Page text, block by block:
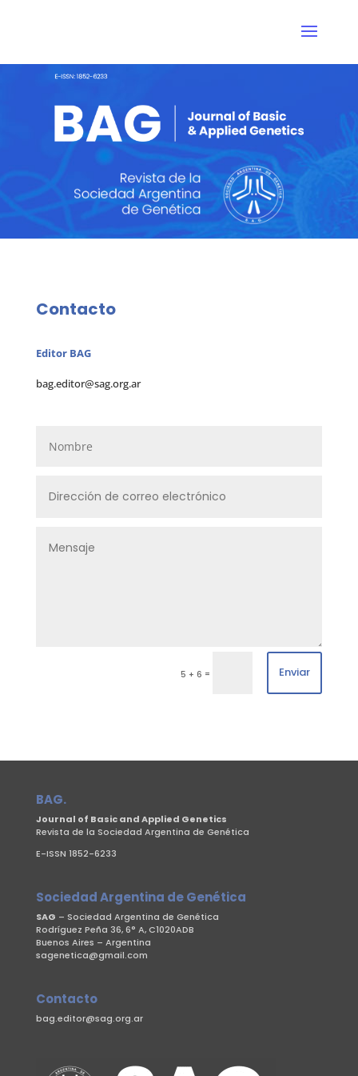
Contacto
Editor BAG
bag.editor@sag.org.ar
5 + 6 = Enviar
BAG.
Journal of Basic and Applied Genetics
Revista de la Sociedad Argentina de Genética
E-ISSN 1852-6233
Sociedad Argentina de Genética
SAG – Sociedad Argentina de Genética
Rodríguez Peña 36, 6° A, C1020ADB
Buenos Aires – Argentina
sagenetica@gmail.com
Contacto
bag.editor@sag.org.ar